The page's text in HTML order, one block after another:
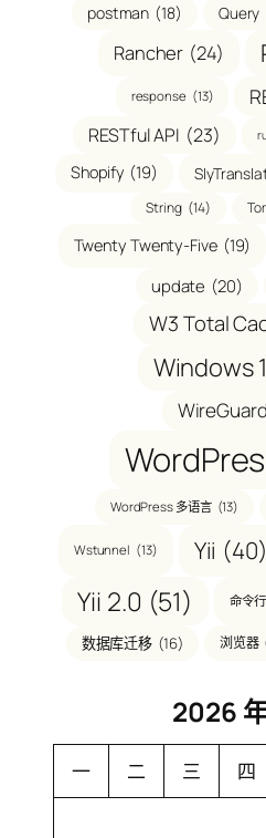
postman (18) Query
Rancher (24)
response (13)
RESTful API (23)
Shopify (19)
String (14)
Twenty Twenty-Five (19)
update (20)
W3 Total
Windows
WireGuard
WordPress 多语言 (13)
Wstunnel (13) Yii (40)
Yii 2.0 (51) 命令行
数据库迁移 (16) 浏览器
2026
一 二 三 四